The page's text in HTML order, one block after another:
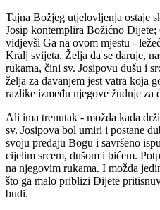
Tajna Božjeg utjelovljenja ostaje
Josip kontemplira Božićno
vidjevši Ga na ovom mjestu -
Kralj svijeta. Želja da se daruje,
rukama, čini sv. Josipovu dušu i
želja za davanjem jest vatra koja
razlike između njegove žudnje za
Ali ima trenutak - možda kada
sv. Josipova bol umiri i postane
svoju predaju Bogu i savršeno
cijelim srcem, dušom i bićem.
na njegovim rukama. I možda
što ga malo priblizi Dijete
budi.